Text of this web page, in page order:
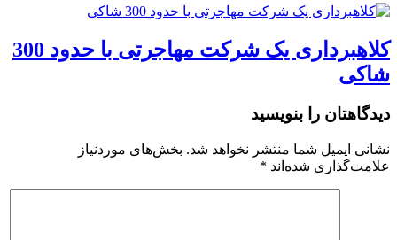
کلاهبرداری یک شرکت مهاجرتی با حدود 300
شاکی
دیدگاهتان را بنویسید
نشانی ایمیل شما منتشر نخواهد شد. بخش‌های موردنیاز
علامت‌گذاری شده‌اند *